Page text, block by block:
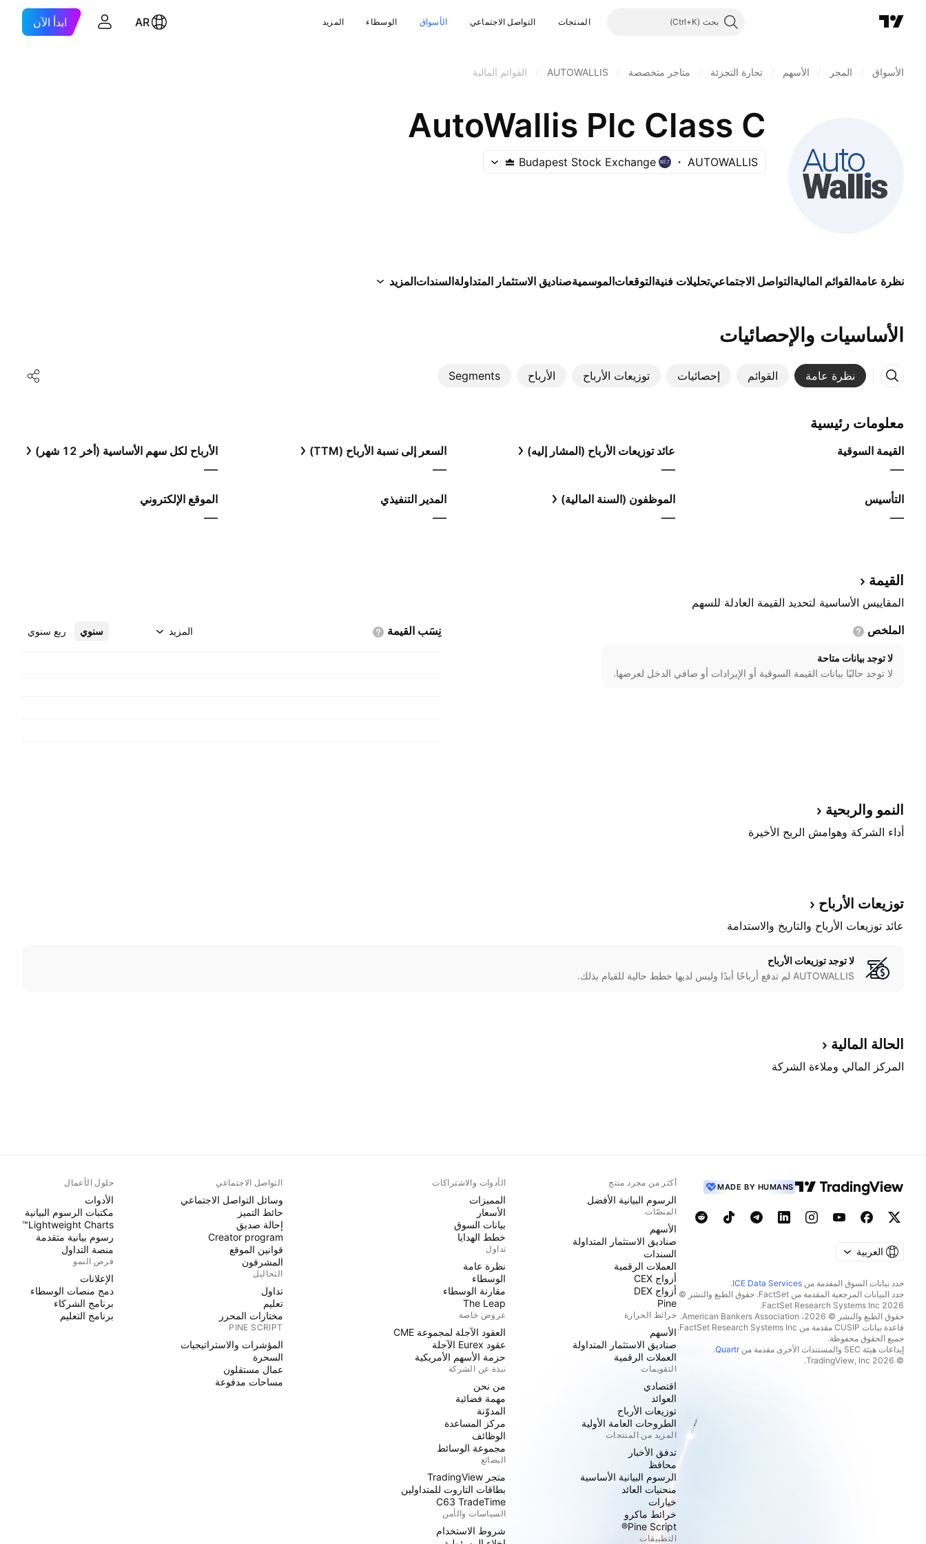
بحث المنتجات التواصل الاجتماعي الأسواق الوسطاء المزيد AR ابدأ الآن
الأسواق المجر الأسهم تجارة التجزئة متاجر متخصصة AUTOWALLIS القوائم المالية
AutoWallis Plc Class C
AUTOWALLIS
Budapest Stock Exchange
نظرة عامةالقوائم الماليةالتواصل الاجتماعيتحليلات فنيةالتوقعاتالموسميةصناديق الاستثمار المتداولةالسنداتالمزيد
الأساسيات والإحصائيات
نظرة عامة القوائم إحصائيات توزيعات الأرباح الأرباح Segments
معلومات رئيسية
القيمة السوقية
—
عائد توزيعات الأرباح (المشار إليه)
—
السعر إلى نسبة الأرباح (TTM)
—
الأرباح لكل سهم الأساسية (أخر 12 شهر)
—
التأسيس
—
الموظفون (السنة المالية)
—
المدير التنفيذي
—
الموقع الإلكتروني
—
القيمة
المقاييس الأساسية لتحديد القيمة العادلة للسهم
الملخص
لا توجد بيانات متاحة
لا توجد حاليًا بيانات القيمة السوقية أو الإيرادات أو صافي الدخل لعرضها.
نِسَب القيمة سنوي ربع سنوي المزيد
النمو والربحية
أداء الشركة وهوامش الربح الأخيرة
توزيعات الأرباح
عائد توزيعات الأرباح والتاريخ والاستدامة
لا توجد توزيعات الأرباح
AUTOWALLIS لم تدفع أرباحًا أبدًا وليس لديها خطط حالية للقيام بذلك.
الحالة المالية
المركز المالي وملاءة الشركة
MADE BY HUMANS
العربية
حدد بيانات السوق المقدمة من ICE Data Services
.
حدد البيانات المرجعية المقدمة من FactSet. حقوق الطبع والنشر ©
2026 FactSet Research Systems Inc.
حقوق الطبع والنشر © 2026، American Bankers Association.
قاعدة بيانات CUSIP مقدمة من FactSet Research Systems Inc.
جميع الحقوق محفوظة.
إيداعات هيئة SEC والمستندات الأخرى مقدمة من
Quartr
.
© 2026 TradingView, Inc.
أكثر من مجرد منتج
الرسوم البيانية الأفضل
المنصّات
الأسهم
صناديق الاستثمار المتداولة
السندات
العملات الرقمية
أزواج CEX
أزواج DEX
Pine
خرائط الحرارة
الأسهم
صناديق الاستثمار المتداولة
العملات الرقمية
التقويمات
اقتصادي
العوائد
توزيعات الأرباح
الطروحات العامة الأولية
المزيد من المنتجات
تدفق الأخبار
محافظ
الرسوم البيانية الأساسية
منحنيات العائد
خيارات
خرائط ماكرو
Pine Script®
التطبيقات
الأدوات والاشتراكات
المميزات
الأسعار
بيانات السوق
خطط الهدايا
تداول
نظرة عامة
الوسطاء
مقارنة الوسطاء
The Leap
عروض خاصة
العقود الآجلة لمجموعة CME
عقود Eurex الآجلة
حزمة الأسهم الأمريكية
نبذة عن الشركة
من نحن
مهمة فضائية
المدوّنة
مركز المساعدة
الوظائف
مجموعة الوسائط
البضائع
متجر TradingView
بطاقات التاروت للمتداولين
C63 TradeTime
السياسات والأمن
شروط الاستخدام
التواصل الاجتماعي
وسائل التواصل الاجتماعي
حائط التميز
إحالة صديق
Creator program
قوانين الموقع
المشرفون
التحاليل
تداول
تعليم
مختارات المحرر
PINE SCRIPT
المؤشرات والاستراتيجيات
السحرة
عمال مستقلون
مساحات مدفوعة
حلول الأعمال
الأدوات
مكتبات الرسوم البيانية
Lightweight Charts™
رسوم بيانية متقدمة
منصة التداول
فرص النمو
الإعلانات
دمج منصات الوسطاء
برنامج الشركاء
برنامج التعليم